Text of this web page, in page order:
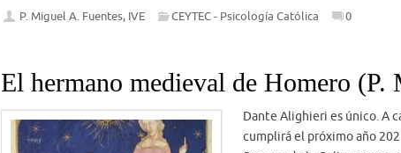
P. Miguel A. Fuentes, IVE CEYTEC - Psicología Católica 0
El hermano medieval de Homero
Dante Alighieri es único. A
cumplirá el próximo año